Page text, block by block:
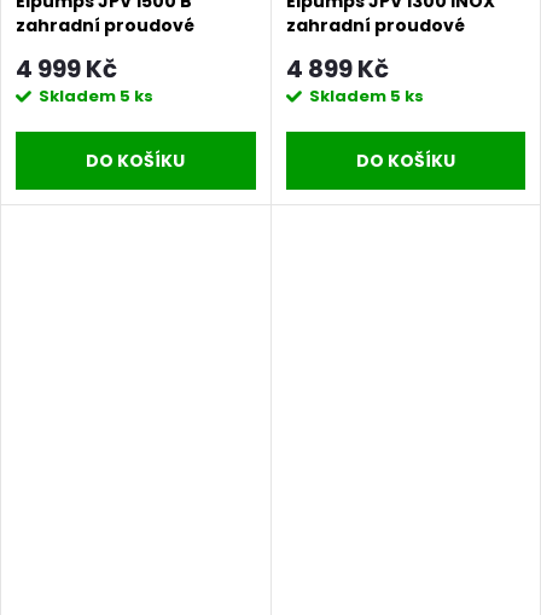
zahradní proudové
4 999 Kč
Skladem 5 ks
DO KOŠÍKU
zahradní proudové
4 899 Kč
Skladem 5 ks
DO KOŠÍKU